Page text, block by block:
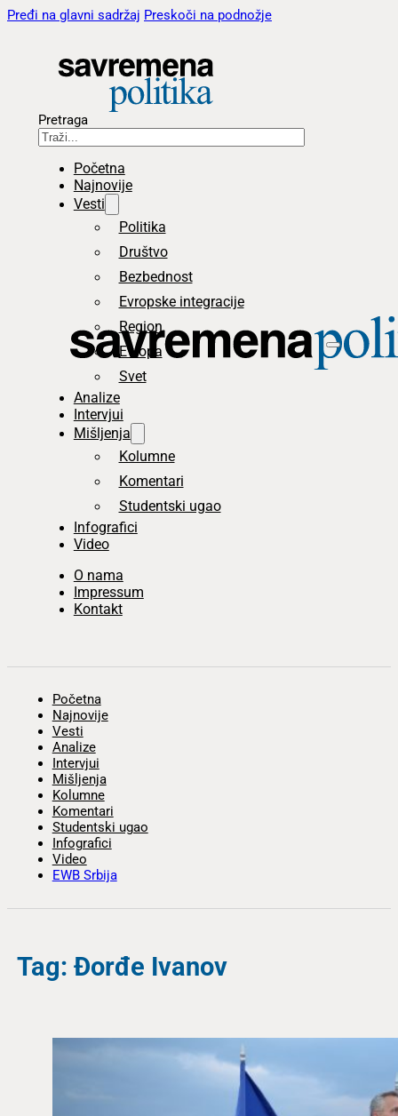
Pređi na glavni sadržaj Preskoči na podnožje
Pretraga
Početna
Najnovije
Vesti
Politika
Društvo
Bezbednost
Evropske integracije
Region
Evropa
Svet
Analize
Intervjui
Mišljenja
Kolumne
Komentari
Studentski ugao
Infografici
Video
O nama
Impressum
Kontakt
Početna
Najnovije
Vesti
Analize
Intervjui
Mišljenja
Kolumne
Komentari
Studentski ugao
Infografici
Video
EWB Srbija
Tag: Đorđe Ivanov